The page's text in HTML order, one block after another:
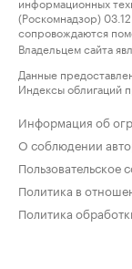
(Роскомнадзор)
сопровождаются
Владельцем сайта
Данные
Индексы облигаций
Информация об
О соблюдении
Пользовательское
Политика в
Политика